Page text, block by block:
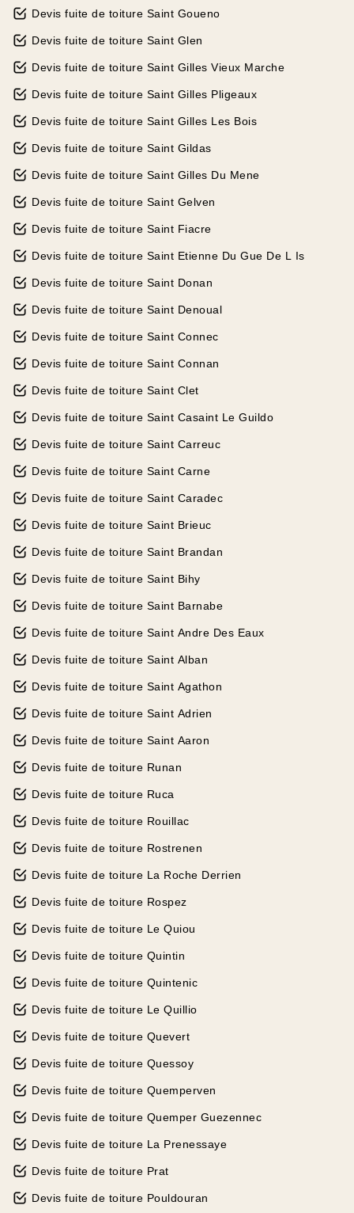
Devis fuite de toiture Saint Goueno
Devis fuite de toiture Saint Glen
Devis fuite de toiture Saint Gilles Vieux Marche
Devis fuite de toiture Saint Gilles Pligeaux
Devis fuite de toiture Saint Gilles Les Bois
Devis fuite de toiture Saint Gildas
Devis fuite de toiture Saint Gilles Du Mene
Devis fuite de toiture Saint Gelven
Devis fuite de toiture Saint Fiacre
Devis fuite de toiture Saint Etienne Du Gue De L Is
Devis fuite de toiture Saint Donan
Devis fuite de toiture Saint Denoual
Devis fuite de toiture Saint Connec
Devis fuite de toiture Saint Connan
Devis fuite de toiture Saint Clet
Devis fuite de toiture Saint Casaint Le Guildo
Devis fuite de toiture Saint Carreuc
Devis fuite de toiture Saint Carne
Devis fuite de toiture Saint Caradec
Devis fuite de toiture Saint Brieuc
Devis fuite de toiture Saint Brandan
Devis fuite de toiture Saint Bihy
Devis fuite de toiture Saint Barnabe
Devis fuite de toiture Saint Andre Des Eaux
Devis fuite de toiture Saint Alban
Devis fuite de toiture Saint Agathon
Devis fuite de toiture Saint Adrien
Devis fuite de toiture Saint Aaron
Devis fuite de toiture Runan
Devis fuite de toiture Ruca
Devis fuite de toiture Rouillac
Devis fuite de toiture Rostrenen
Devis fuite de toiture La Roche Derrien
Devis fuite de toiture Rospez
Devis fuite de toiture Le Quiou
Devis fuite de toiture Quintin
Devis fuite de toiture Quintenic
Devis fuite de toiture Le Quillio
Devis fuite de toiture Quevert
Devis fuite de toiture Quessoy
Devis fuite de toiture Quemperven
Devis fuite de toiture Quemper Guezennec
Devis fuite de toiture La Prenessaye
Devis fuite de toiture Prat
Devis fuite de toiture Pouldouran